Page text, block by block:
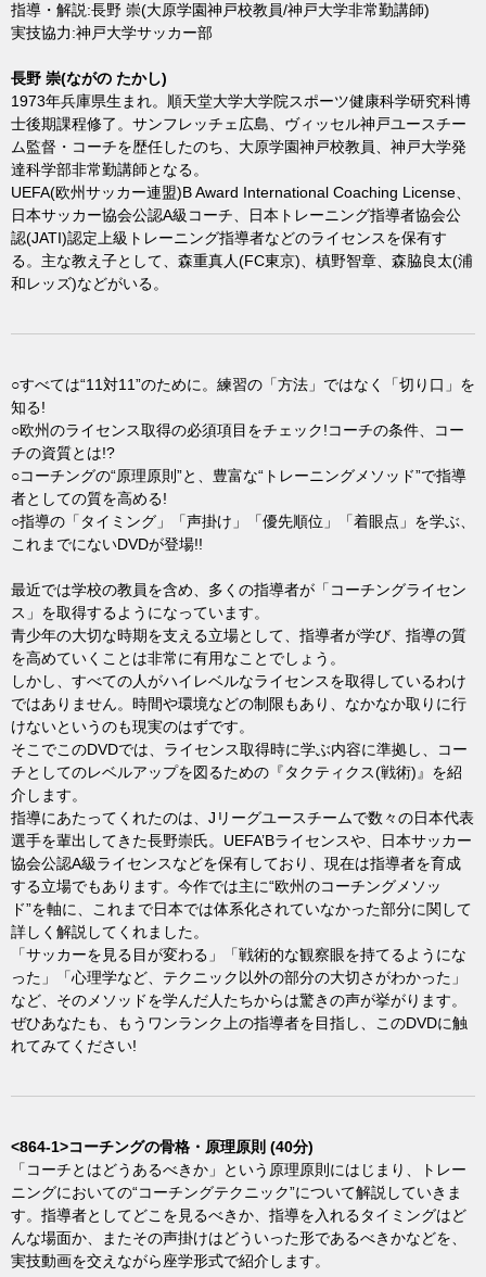
指導・解説:長野 崇(大原学園神戸校教員/神戸大学非常勤講師)
実技協力:神戸大学サッカー部
長野 崇(ながの たかし)
1973年兵庫県生まれ。順天堂大学大学院スポーツ健康科学研究科博
士後期課程修了。サンフレッチェ広島、ヴィッセル神戸ユースチー
ム監督・コーチを歴任したのち、大原学園神戸校教員、神戸大学発
達科学部非常勤講師となる。
UEFA(欧州サッカー連盟)B Award International Coaching License、
日本サッカー協会公認A級コーチ、日本トレーニング指導者協会公
認(JATI)認定上級トレーニング指導者などのライセンスを保有す
る。主な教え子として、森重真人(FC東京)、槙野智章、森脇良太(浦
和レッズ)などがいる。
○すべては“11対11”のために。練習の「方法」ではなく「切り口」を
知る!
○欧州のライセンス取得の必須項目をチェック!コーチの条件、コー
チの資質とは!?
○コーチングの“原理原則”と、豊富な“トレーニングメソッド”で指導
者としての質を高める!
○指導の「タイミング」「声掛け」「優先順位」「着眼点」を学ぶ、
これまでにないDVDが登場!!
最近では学校の教員を含め、多くの指導者が「コーチングライセン
ス」を取得するようになっています。
青少年の大切な時期を支える立場として、指導者が学び、指導の質
を高めていくことは非常に有用なことでしょう。
しかし、すべての人がハイレベルなライセンスを取得しているわけ
ではありません。時間や環境などの制限もあり、なかなか取りに行
けないというのも現実のはずです。
そこでこのDVDでは、ライセンス取得時に学ぶ内容に準拠し、コー
チとしてのレベルアップを図るための『タクティクス(戦術)』を紹
介します。
指導にあたってくれたのは、Jリーグユースチームで数々の日本代表
選手を輩出してきた長野崇氏。UEFA’Bライセンスや、日本サッカー
協会公認A級ライセンスなどを保有しており、現在は指導者を育成
する立場でもあります。今作では主に“欧州のコーチングメソッ
ド”を軸に、これまで日本では体系化されていなかった部分に関して
詳しく解説してくれました。
「サッカーを見る目が変わる」「戦術的な観察眼を持てるようにな
った」「心理学など、テクニック以外の部分の大切さがわかった」
など、そのメソッドを学んだ人たちからは驚きの声が挙がります。
ぜひあなたも、もうワンランク上の指導者を目指し、このDVDに触
れてみてください!
<864-1>コーチングの骨格・原理原則 (40分)
「コーチとはどうあるべきか」という原理原則にはじまり、トレー
ニングにおいての“コーチングテクニック”について解説していきま
す。指導者としてどこを見るべきか、指導を入れるタイミングはど
んな場面か、またその声掛けはどういった形であるべきかなどを、
実技動画を交えながら座学形式で紹介します。